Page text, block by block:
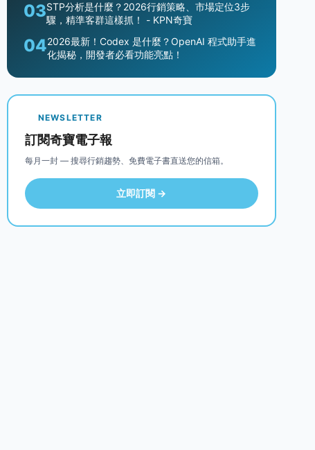
03STP分析是什麼？2026行銷策略、市場定位3步
驟，精準客群這樣抓！ - KPN奇寶
042026最新！Codex 是什麼？OpenAI 程式助手進
化揭秘，開發者必看功能亮點！
NEWSLETTER
訂閱奇寶電子報
每月一封 — 搜尋行銷趨勢、免費電子書直送您的信箱。
立即訂閱 →